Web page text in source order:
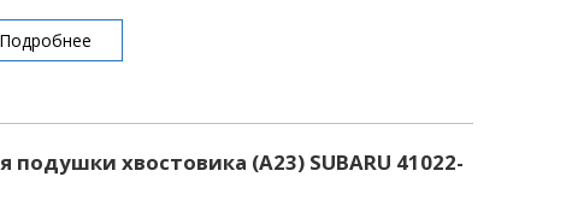
Подробнее
хвостовика (A23) SUBARU 41022-